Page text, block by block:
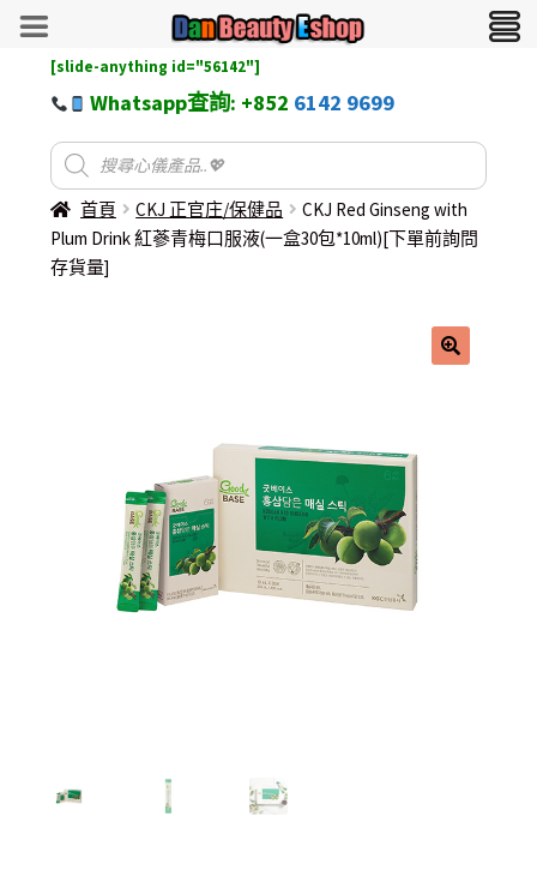
[slide-anything id="56142"]
Whatsapp查詢: +852 6142 9699
首頁 CKJ 正官庄/保健品
CKJ Red Ginseng with
Plum Drink 紅蔘青梅口服液(一盒30包*10ml)[下單前詢問
存貨量]